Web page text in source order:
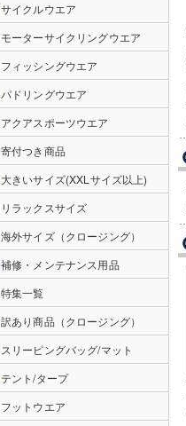
サイクルウエア
モーターサイクリングウエア
フィッシングウエア
パドリングウエア
アクアスポーツウエア
寄付つき商品
大きいサイズ(XXLサイズ以上)
リラックスサイズ
海外サイズ（クロージング）
補修・メンテナンス用品
特集一覧
訳あり商品（クロージング）
スリーピングバッグ/マット
テント/タープ
フットウエア